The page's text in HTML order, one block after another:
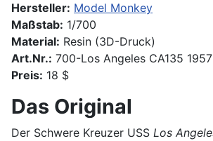
Hersteller: Model Monkey
Maßstab: 1/700
Material: Resin (3D-Druck)
Art.Nr.: 700-Los Angeles CA135 1957
Preis: 18 $
Das Original
Der Schwere Kreuzer USS Los